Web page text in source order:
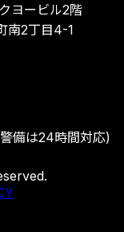
ヨービル2階
南2丁目4-1
備は24時間対応)